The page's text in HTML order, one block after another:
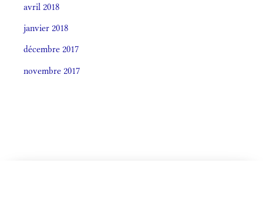
avril 2018
janvier 2018
décembre 2017
novembre 2017